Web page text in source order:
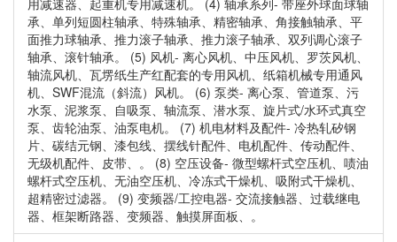
用减速器、起重机专用减速机。 (4) 轴承系列- 带座外球面球轴
承、单列短圆柱轴承、特殊轴承、精密轴承、角接触轴承、平
面推力球轴承、推力滚子轴承、推力滚子轴承、双列调心滚子
轴承、滚针轴承。 (5) 风机- 离心风机、中压风机、罗茨风机、
轴流风机、瓦塄纸生产红配套的专用风机、纸箱机械专用通风
机、SWF混流（斜流）风机。 (6) 泵类- 离心泵、管道泵、污
水泵、泥浆泵、自吸泵、轴流泵、潜水泵、旋片式/水环式真空
泵、齿轮油泵、油泵电机。 (7) 机电材料及配件- 冷热轧矽钢
片、碳结元钢、漆包线、摆线针配件、电机配件、传动配件、
无级机配件、皮带、。 (8) 空压设备- 微型螺杆式空压机、啧油
螺杆式空压机、无油空压机、冷冻式干燥机、吸附式干燥机、
超精密过滤器。 (9) 变频器/工控电器- 交流接触器、过载继电
器、框架断路器、变频器、触摸屏面板、。